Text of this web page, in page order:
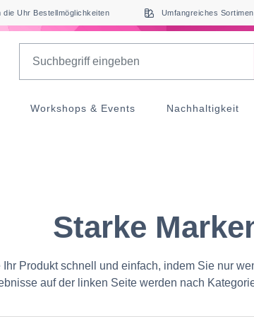
die Uhr Bestellmöglichkeiten Umfangreiches
Workshops & Events Nachhaltigkeit
Starke
Ihr Produkt schnell und einfach, indem Sie nur
auf der linken Seite werden nach